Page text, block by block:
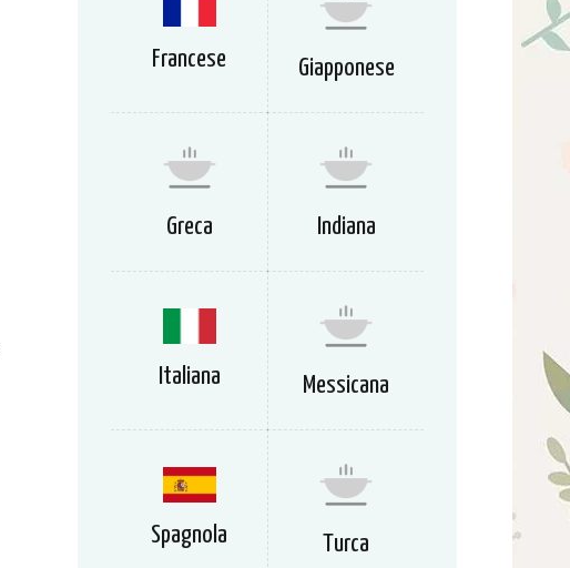
Francese Giapponese
Greca Indiana
Italiana Messicana
Spagnola Turca